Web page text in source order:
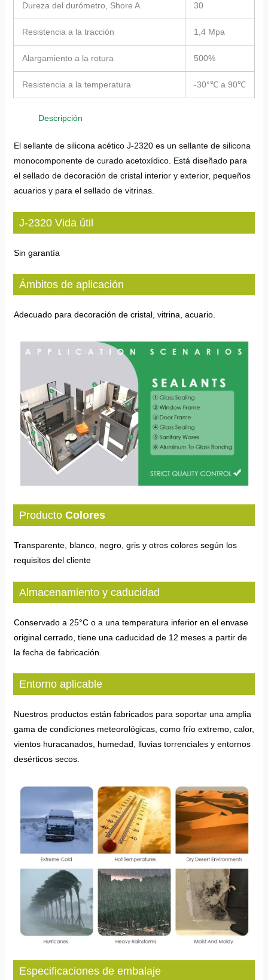
Dureza del durómetro, Shore A 30
Resistencia a la tracción 1,4 Mpa
Alargamiento a la rotura 500%
Resistencia a la temperatura -30°℃ a 90℃
Descripción
El sellante de silicona acético J-2320 es un sellante de silicona
monocomponente de curado acetoxídico. Está diseñado para
el sellado de decoración de cristal interior y exterior, pequeños
acuarios y para el sellado de vitrinas.
J-2320 Vida útil
Sin garantía
Ámbitos de aplicación
Adecuado para decoración de cristal, vitrina, acuario.
Producto Colores
Transparente, blanco, negro, gris y otros colores según los
requisitos del cliente
Almacenamiento y caducidad
Conservado a 25°C o a una temperatura inferior en el envase
original cerrado, tiene una caducidad de 12 meses a partir de
la fecha de fabricación.
Entorno aplicable
Nuestros productos están fabricados para soportar una amplia
gama de condiciones meteorológicas, como frío extremo, calor,
vientos huracanados, humedad, lluvias torrenciales y entornos
desérticos secos.
Especificaciones de embalaje